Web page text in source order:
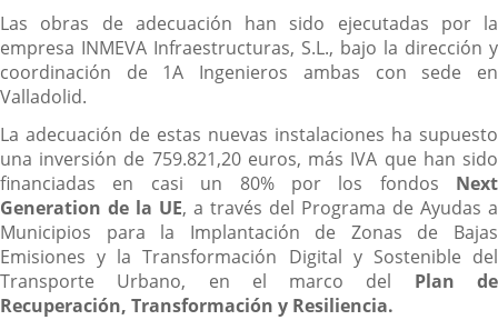
Las obras de adecuación han sido ejecutadas por la
empresa INMEVA Infraestructuras, S.L., bajo la dirección y
coordinación de 1A Ingenieros ambas con sede en
Valladolid.
La adecuación de estas nuevas instalaciones ha supuesto
una inversión de 759.821,20 euros, más IVA que han sido
financiadas en casi un 80% por los fondos Next
Generation de la UE, a través del Programa de Ayudas a
Municipios para la Implantación de Zonas de Bajas
Emisiones y la Transformación Digital y Sostenible del
Transporte Urbano, en el marco del Plan de
Recuperación, Transformación y Resiliencia.